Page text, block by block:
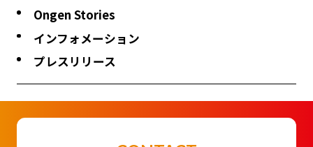
Ongen Stories
インフォメーション
プレスリリース